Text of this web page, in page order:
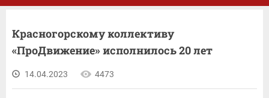
Красногорскому коллективу
«ПроДвижение» исполнилось 20 лет
14.04.2023 4473